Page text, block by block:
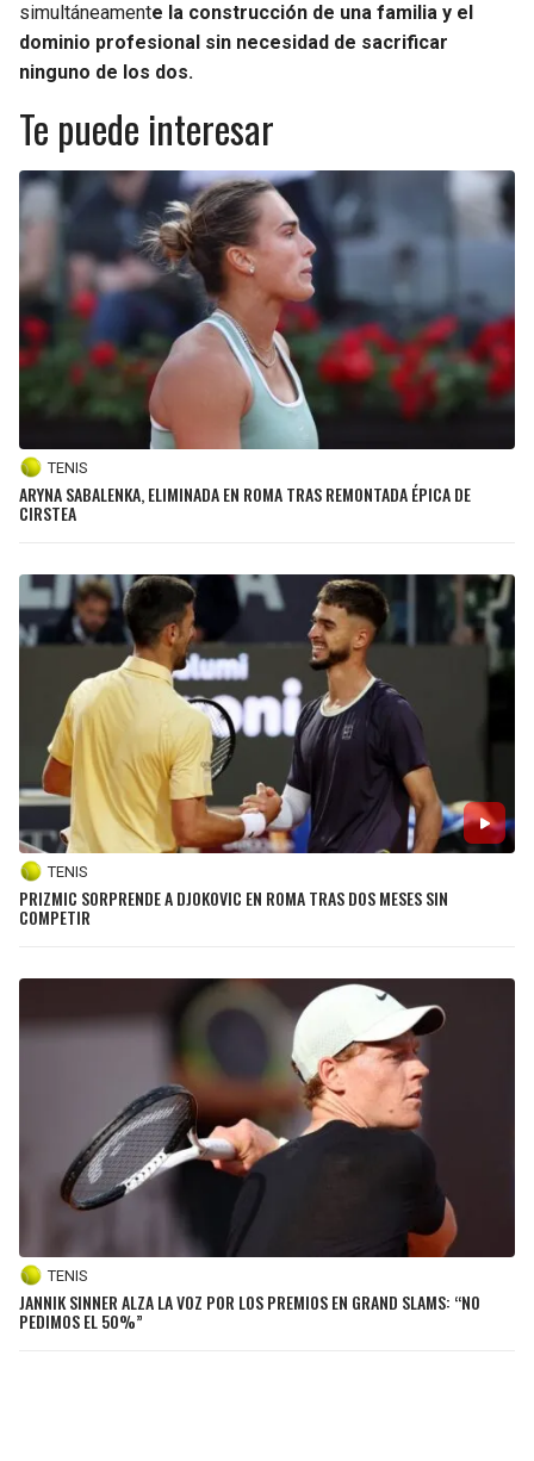
simultáneamente la construcción de una familia y el
dominio profesional sin necesidad de sacrificar
ninguno de los dos.
Te puede interesar
TENIS
ARYNA SABALENKA, ELIMINADA EN ROMA TRAS REMONTADA ÉPICA DE
CIRSTEA
TENIS
PRIZMIC SORPRENDE A DJOKOVIC EN ROMA TRAS DOS MESES SIN
COMPETIR
TENIS
JANNIK SINNER ALZA LA VOZ POR LOS PREMIOS EN GRAND SLAMS: “NO
PEDIMOS EL 50%”